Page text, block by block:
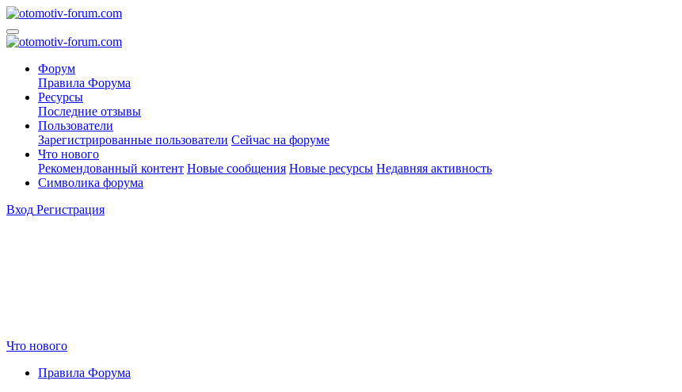
Форум
Правила Форума
Ресурсы
Последние отзывы
Пользователи
Зарегистрированные пользователи Сейчас на форуме
Что нового
Рекомендованный контент Новые сообщения Новые ресурсы Недавняя активность
Символика форума
Вход Регистрация
Что нового
Правила Форума